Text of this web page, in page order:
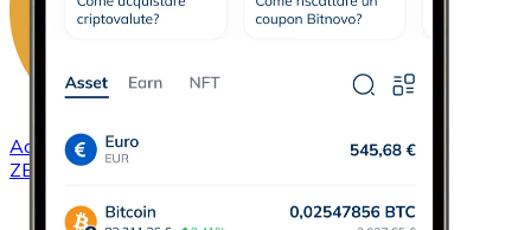
AcquistareZCash
con bonifico bancario
ZEC